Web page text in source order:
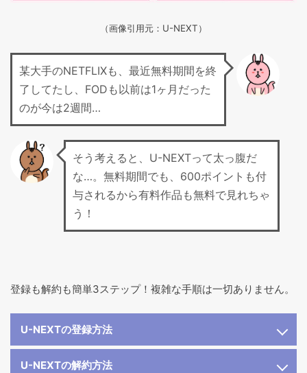
（画像引用元：U-NEXT）
某大手のNETFLIXも、最近無料期間を終
了してたし、FODも以前は1ヶ月だった
のが今は2週間…
そう考えると、U-NEXTって太っ腹だ
な…。無料期間でも、600ポイントも付
与されるから有料作品も無料で見れちゃ
う！
登録も解約も簡単3ステップ！複雑な手順は一切ありません。
U-NEXTの登録方法
U-NEXTの解約方法